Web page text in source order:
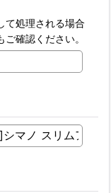
て処理される場合
確認ください。